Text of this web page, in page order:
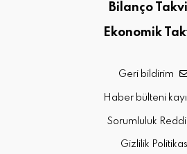
Bilanço
Ekonomik
Geri bildirim
Haber bülteni
Sorumluluk Reddi
Gizlilik